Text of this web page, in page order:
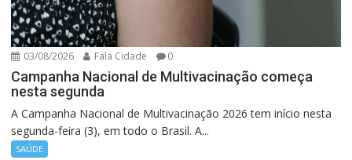
03/08/2026 Fala Cidade 0
Campanha Nacional de Multivacinação começa
nesta segunda
A Campanha Nacional de Multivacinação 2026 tem início nesta
segunda-feira (3), em todo o Brasil. A...
SAÚDE